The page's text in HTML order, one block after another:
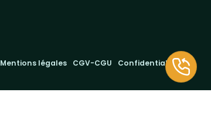
Mentions légales CGV-CGU Confidentialité